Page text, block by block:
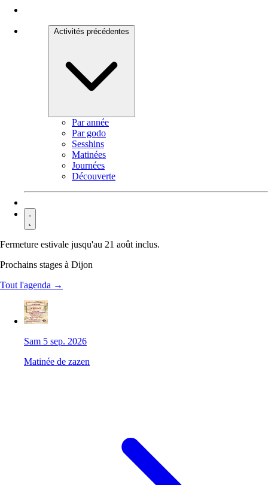
Activités précédentes
Par année
Par godo
Sesshins
Matinées
Journées
Découverte
Fermeture estivale jusqu'au 21 août inclus.
Prochains stages à Dijon
Tout l'agenda →
Sam 5 sep. 2026
Matinée de zazen